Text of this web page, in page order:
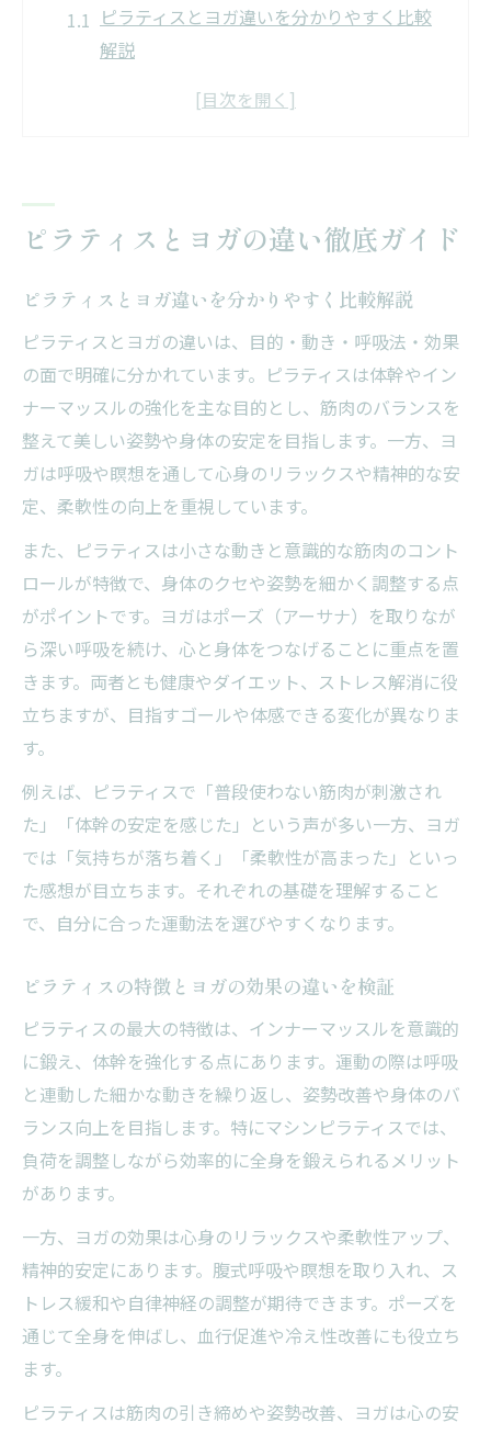
ピラティスとヨガ違いを分かりやすく比較
解説
ピラティスの特徴とヨガの効果の違いを検
ピラティスヨガ違いで注目したいストレッ
チ効果
ヨガピラティスどちらを先に始めるべきか
の考え方
理想のボディメイクへ導く選び方の秘訣
ピラティスで叶える理想のボディメイク方
法
ヨガとピラティスの違いから選ぶ体幹強化
術
ピラティスとヨガのダイエット効果を徹底
比較
ピラティス向き不向きで選ぶボディメイク
術
ヨガピラティス両方を活かした効率的な選
択法
ピラティスで期待できる心身の変化と効果
ピラティス初心者が感じやすい体幹強化の
違い
ピラティスがヨガと異なるリラックス作用
ピラティスの呼吸法がもたらす心への影響
ピラティスとストレッチ違いを体感するコ
自分に合う運動を見極める比較ポイント
ピラティスとヨガ違いで選ぶ運動タイプの
特徴
ピラティスとヨガどちらが自分に合うかの
基準
ヨガピラティスどっちが痩せるか徹底検証
ピラティス向いていない人の特徴と注意点
ピラティスとヨガの効果的な使い分け方法
呼吸法や効果から考えるヨガとの違い
ピラティスは腹式呼吸で体幹強化をサポー
ピラティスとヨガの違い徹底ガイド
ピラティスとヨガ違いを分かりやすく比較解説
ピラティスとヨガの違いは、目的・動き・呼吸法・効果
の面で明確に分かれています。ピラティスは体幹やイン
ナーマッスルの強化を主な目的とし、筋肉のバランスを
整えて美しい姿勢や身体の安定を目指します。一方、ヨ
ガは呼吸や瞑想を通して心身のリラックスや精神的な安
定、柔軟性の向上を重視しています。
また、ピラティスは小さな動きと意識的な筋肉のコント
ロールが特徴で、身体のクセや姿勢を細かく調整する点
がポイントです。ヨガはポーズ（アーサナ）を取りなが
ら深い呼吸を続け、心と身体をつなげることに重点を置
きます。両者とも健康やダイエット、ストレス解消に役
立ちますが、目指すゴールや体感できる変化が異なりま
す。
例えば、ピラティスで「普段使わない筋肉が刺激され
た」「体幹の安定を感じた」という声が多い一方、ヨガ
では「気持ちが落ち着く」「柔軟性が高まった」といっ
た感想が目立ちます。それぞれの基礎を理解すること
で、自分に合った運動法を選びやすくなります。
ピラティスの特徴とヨガの効果の違いを検証
ピラティスの最大の特徴は、インナーマッスルを意識的
に鍛え、体幹を強化する点にあります。運動の際は呼吸
と連動した細かな動きを繰り返し、姿勢改善や身体のバ
ランス向上を目指します。特にマシンピラティスでは、
負荷を調整しながら効率的に全身を鍛えられるメリット
があります。
一方、ヨガの効果は心身のリラックスや柔軟性アップ、
精神的安定にあります。腹式呼吸や瞑想を取り入れ、ス
トレス緩和や自律神経の調整が期待できます。ポーズを
通じて全身を伸ばし、血行促進や冷え性改善にも役立ち
ます。
ピラティスは筋肉の引き締めや姿勢改善、ヨガは心の安